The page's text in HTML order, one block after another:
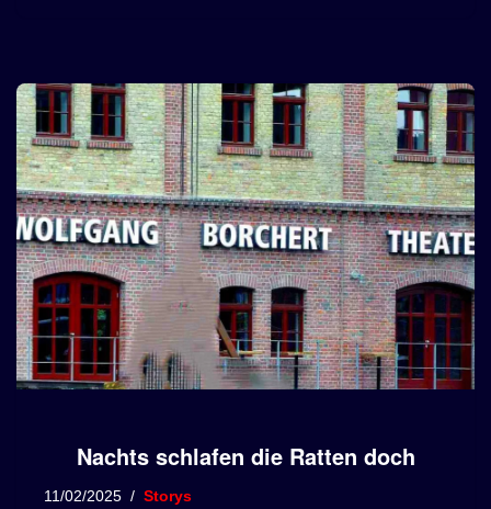
Nachts schlafen die Ratten doch
11/02/2025 Storys